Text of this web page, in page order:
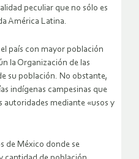
peculiar que no sólo es
América Latina.
país con mayor población
la Organización de las
su población. No obstante,
indígenas campesinas que
autoridades mediante «usos y
de México donde se